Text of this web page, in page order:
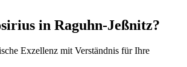
in Raguhn-Jeßnitz?
Exzellenz mit Verständnis für Ihre